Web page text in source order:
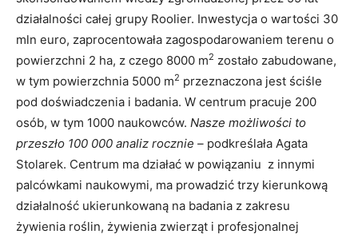
działalności całej grupy Roolier. Inwestycja o wartości 30
mln euro, zaprocentowała zagospodarowaniem terenu o
powierzchni 2 ha, z czego 8000 m2 zostało zabudowane,
w tym powierzchnia 5000 m2 przeznaczona jest ściśle
pod doświadczenia i badania. W centrum pracuje 200
osób, w tym 1000 naukowców. Nasze możliwości to
przeszło 100 000 analiz rocznie – podkreślała Agata
Stolarek. Centrum ma działać w powiązaniu z innymi
palcówkami naukowymi, ma prowadzić trzy kierunkową
działalność ukierunkowaną na badania z zakresu
żywienia roślin, żywienia zwierząt i profesjonalnej